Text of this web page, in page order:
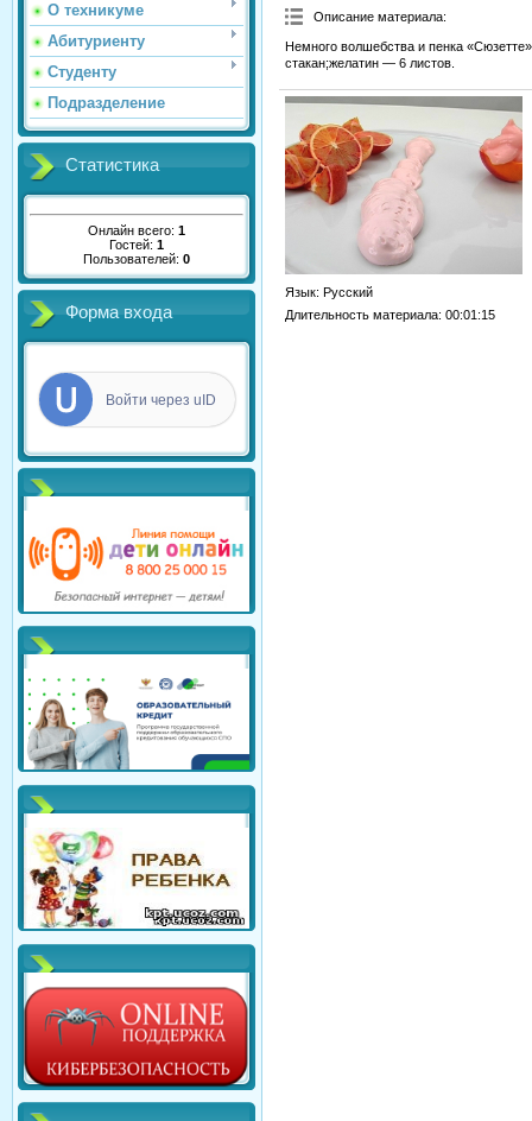
О техникуме
Абитуриенту
Студенту
Подразделение
Статистика
Онлайн всего: 1
Гостей: 1
Пользователей: 0
Форма входа
Войти через uID
Описание материала:
Немного волшебства и пенка
стакан;желатин — 6 листов.
Язык: Русский
Длительность материала: 00:01:15